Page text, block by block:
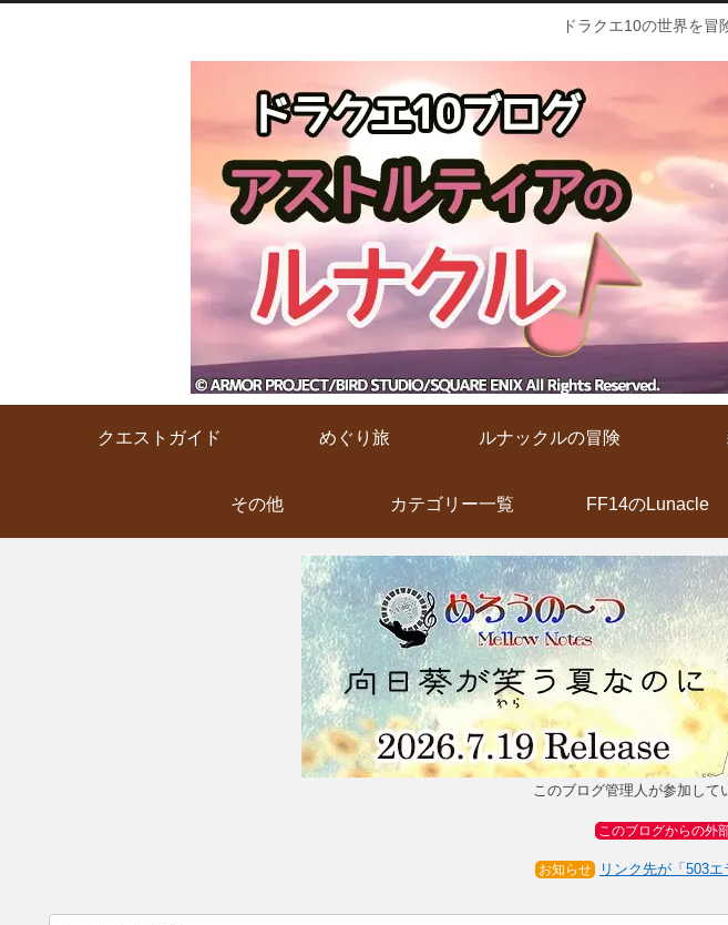
ドラクエ10の世界を冒
クエストガイド めぐり旅 ルナックルの冒険
その他 カテゴリー一覧 FF14のLunacle
このブログ管理人が参加し
このブログからの外
お知らせ リンク先が「503